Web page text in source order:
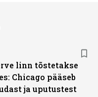
linn tõstetakse
Chicago pääseb
ja uputustest